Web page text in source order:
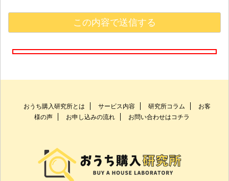
おうち購入研究所とは サービス内容 研究所コラム
お客
様の声
お申し込みの流れ お問い合わせはコチラ